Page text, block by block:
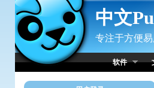
Skip to Content
中文
专注于方便
软件